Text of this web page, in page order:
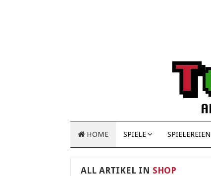
HOME SPIELE SPIELEREIEN
ALL ARTIKEL IN SHOP